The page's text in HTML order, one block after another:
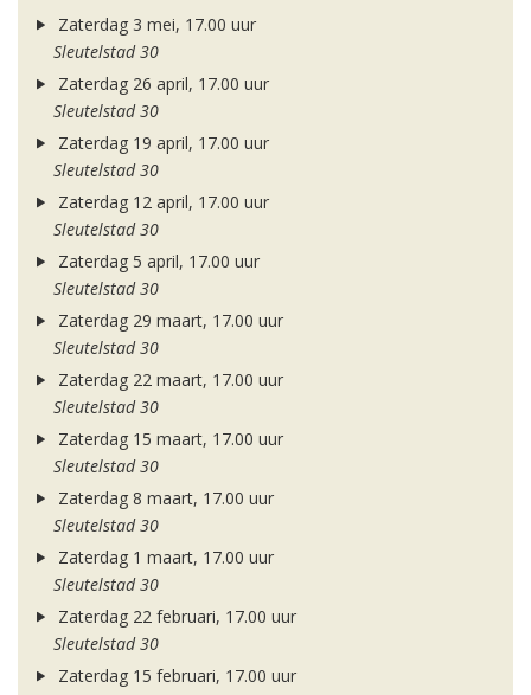
Zaterdag 3 mei, 17.00 uur
Sleutelstad 30
Zaterdag 26 april, 17.00 uur
Sleutelstad 30
Zaterdag 19 april, 17.00 uur
Sleutelstad 30
Zaterdag 12 april, 17.00 uur
Sleutelstad 30
Zaterdag 5 april, 17.00 uur
Sleutelstad 30
Zaterdag 29 maart, 17.00 uur
Sleutelstad 30
Zaterdag 22 maart, 17.00 uur
Sleutelstad 30
Zaterdag 15 maart, 17.00 uur
Sleutelstad 30
Zaterdag 8 maart, 17.00 uur
Sleutelstad 30
Zaterdag 1 maart, 17.00 uur
Sleutelstad 30
Zaterdag 22 februari, 17.00 uur
Sleutelstad 30
Zaterdag 15 februari, 17.00 uur